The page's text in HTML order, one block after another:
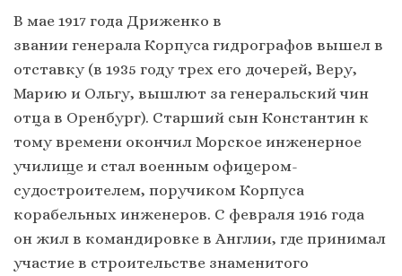
В мае 1917 года Дриженко в
звании генерала Корпуса гидрографов вышел в
отставку (в 1935 году трех его дочерей, Веру,
Марию и Ольгу, вышлют за генеральский чин
отца в Оренбург). Старший сын Константин к
тому времени окончил Морское инженерное
училище и стал военным офицером-
судостроителем, поручиком Корпуса
корабельных инженеров. С февраля 1916 года
он жил в командировке в Англии, где принимал
участие в строительстве знаменитого